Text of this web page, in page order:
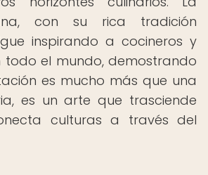
con su rica tradición
inspirando a cocineros y
todo el mundo, demostrando
es mucho más que una
es un arte que trasciende
culturas a través del